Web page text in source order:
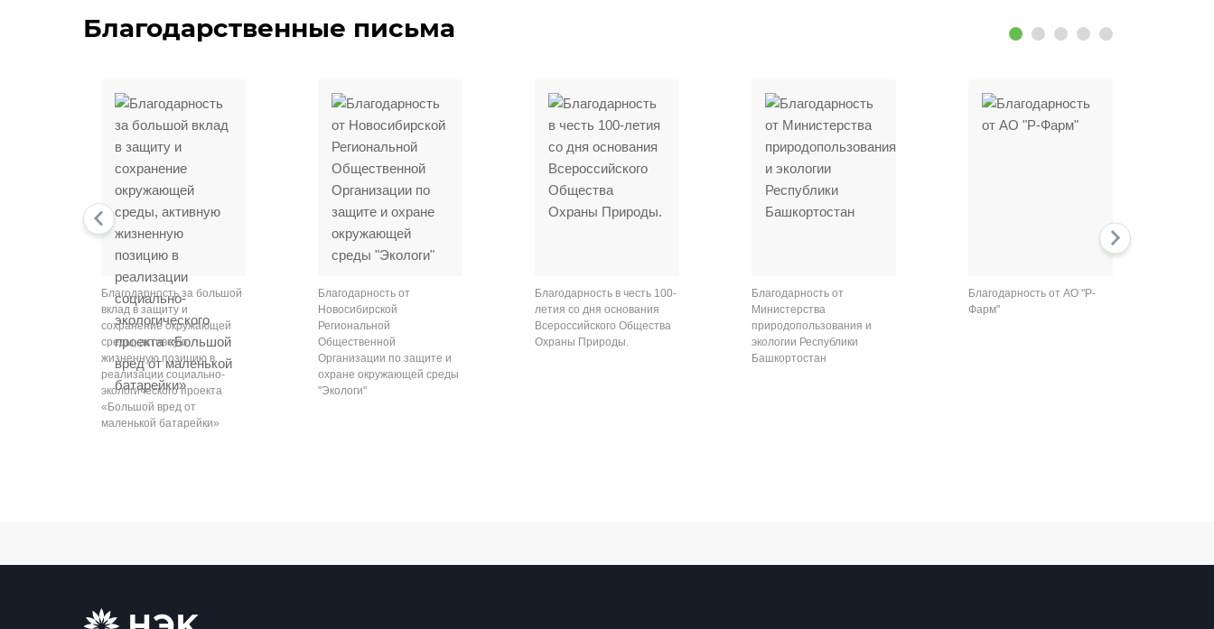
Благодарственные письма
Благодарность за большой
вклад в защиту и
сохранение окружающей
среды, активную
жизненную позицию в
реализации социально-
экологического проекта
«Большой вред от
маленькой батарейки»
Благодарность от
Новосибирской
Региональной
Общественной
Организации по защите и
охране окружающей среды
"Экологи"
Благодарность в честь 100-
летия со дня основания
Всероссийского Общества
Охраны Природы.
Благодарность от
Министерства
природопользования и
экологии Республики
Башкортостан
Благодарность от АО "Р-
Фарм"
prev
next